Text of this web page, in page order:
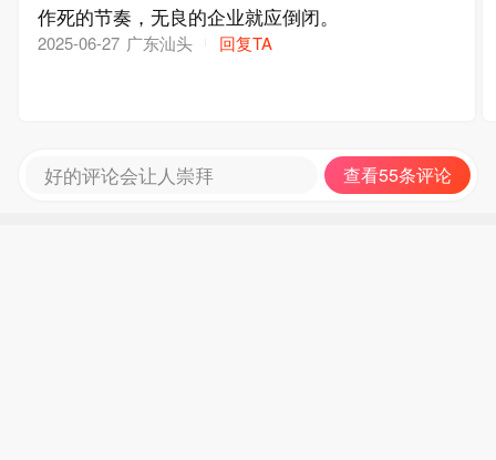
作死的节奏，无良的企业就应倒闭。
2025-06-27 广东汕头 回复TA
好的评论会让人崇拜 查看55条评论